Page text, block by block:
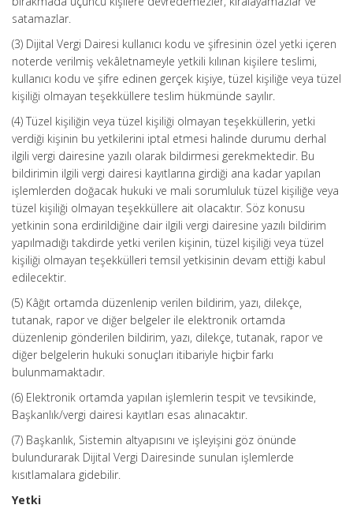
satamazlar.
(3) Dijital Vergi Dairesi kullanıcı kodu ve şifresinin özel yetki içeren
noterde verilmiş vekâletnameyle yetkili kılınan kişilere teslimi,
kullanıcı kodu ve şifre edinen gerçek kişiye, tüzel kişiliğe veya tüzel
kişiliği olmayan teşekküllere teslim hükmünde sayılır.
(4) Tüzel kişiliğin veya tüzel kişiliği olmayan teşekküllerin, yetki
verdiği kişinin bu yetkilerini iptal etmesi halinde durumu derhal
ilgili vergi dairesine yazılı olarak bildirmesi gerekmektedir. Bu
bildirimin ilgili vergi dairesi kayıtlarına girdiği ana kadar yapılan
işlemlerden doğacak hukuki ve mali sorumluluk tüzel kişiliğe veya
tüzel kişiliği olmayan teşekküllere ait olacaktır. Söz konusu
yetkinin sona erdirildiğine dair ilgili vergi dairesine yazılı bildirim
yapılmadığı takdirde yetki verilen kişinin, tüzel kişiliği veya tüzel
kişiliği olmayan teşekkülleri temsil yetkisinin devam ettiği kabul
edilecektir.
(5) Kâğıt ortamda düzenlenip verilen bildirim, yazı, dilekçe,
tutanak, rapor ve diğer belgeler ile elektronik ortamda
düzenlenip gönderilen bildirim, yazı, dilekçe, tutanak, rapor ve
diğer belgelerin hukuki sonuçları itibariyle hiçbir farkı
bulunmamaktadır.
(6) Elektronik ortamda yapılan işlemlerin tespit ve tevsikinde,
Başkanlık/vergi dairesi kayıtları esas alınacaktır.
(7) Başkanlık, Sistemin altyapısını ve işleyişini göz önünde
bulundurarak Dijital Vergi Dairesinde sunulan işlemlerde
kısıtlamalara gidebilir.
Yetki